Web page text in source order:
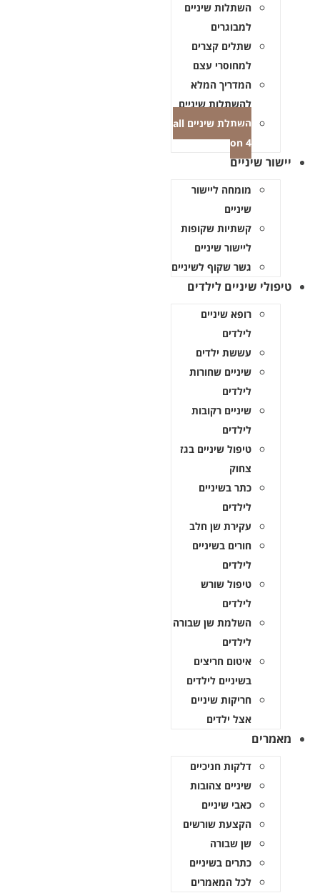
השתלות שיניים
למבוגרים
שתלים קצרים
למחוסרי עצם
המדריך המלא
להשתלות שיניים
השתלת שיניים all
on 4
יישור שיניים
מומחה ליישור
שיניים
קשתיות שקופות
ליישור שיניים
גשר שקוף לשיניים
טיפולי שיניים לילדים
רופא שיניים
לילדים
עששת ילדים
שיניים שחורות
לילדים
שיניים רקובות
לילדים
טיפול שיניים בגז
צחוק
כתר בשיניים
לילדים
עקירת שן חלב
חורים בשיניים
לילדים
טיפול שורש
לילדים
השלמת שן שבורה
לילדים
איטום חריצים
בשיניים לילדים
חריקות שיניים
אצל ילדים
מאמרים
דלקות חניכיים
שיניים צהובות
כאבי שיניים
הקצעת שורשים
שן שבורה
כתרים בשיניים
לכל המאמרים